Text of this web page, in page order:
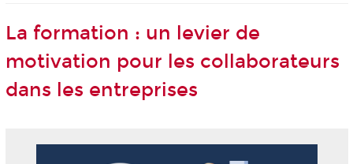
La formation : un levier de
motivation pour les collaborateurs
dans les entreprises